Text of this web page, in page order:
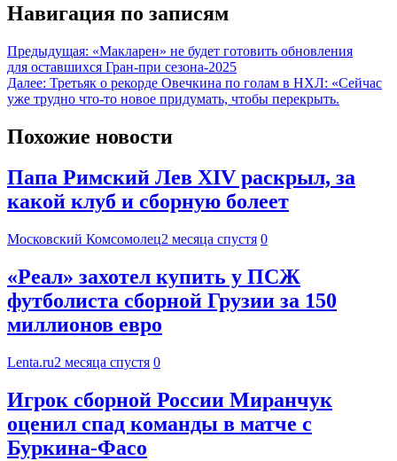
Навигация по записям
Предыдущая: «Макларен» не будет готовить обновления
для оставшихся Гран-при сезона-2025
Далее: Третьяк о рекорде Овечкина по голам в НХЛ: «Сейчас
уже трудно что-то новое придумать, чтобы перекрыть.
Похожие новости
Папа Римский Лев XIV раскрыл, за
какой клуб и сборную болеет
Московский Комсомолец2 месяца спустя 0
«Реал» захотел купить у ПСЖ
футболиста сборной Грузии за 150
миллионов евро
Lenta.ru2 месяца спустя 0
Игрок сборной России Миранчук
оценил спад команды в матче с
Буркина-Фасо